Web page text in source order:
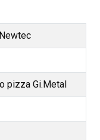
pizza Gi.Metal